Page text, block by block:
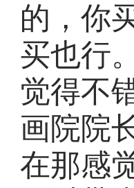
的，你
买也行
觉得不
画院院
在那感